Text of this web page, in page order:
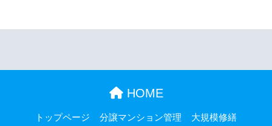
HOME
トップページ 分譲マンション管理 大規模修繕